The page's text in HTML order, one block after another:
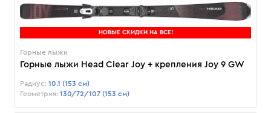
НОВЫЕ СКИДКИ НА ВСЕ!
Горные лыжи
Горные лыжи Head Clear Joy + крепления Joy 9 GW
Радиус: 10.1 (153 см)
Геометрия: 130/72/107 (153 см)